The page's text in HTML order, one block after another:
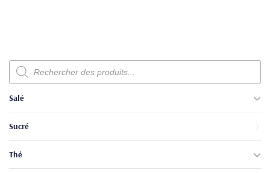
Recherche
de
produits
Salé
Sucré
Thé